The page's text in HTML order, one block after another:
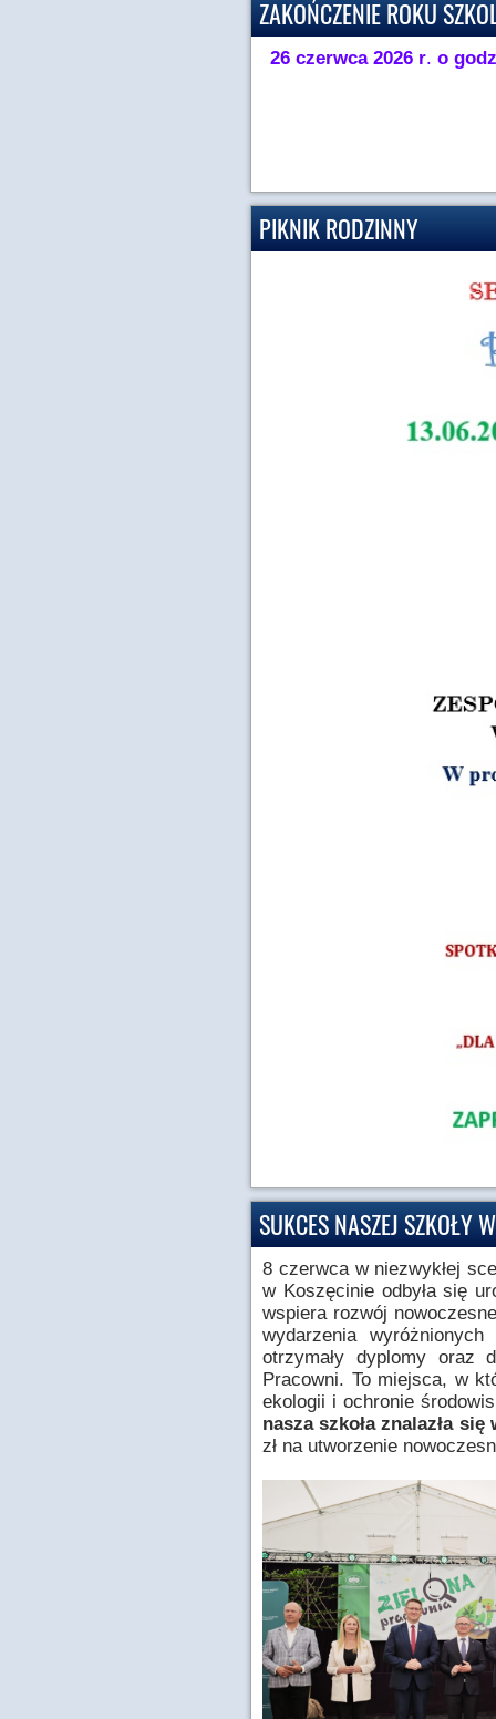
ZAKOŃCZENIE ROKU
26 czerwca 2026 r. o
PIKNIK RODZINNY
SUKCES NASZEJ SZKOŁY
8 czerwca w niezwykłej
w Koszęcinie odbyła się
wspiera rozwój
wydarzenia
otrzymały dyplomy oraz
Pracowni. To miejsca, w
ekologii i ochronie
nasza szkoła znalazła
zł na utworzenie